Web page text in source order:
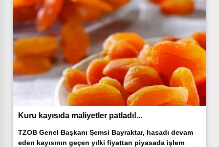
Kuru kayısıda maliyetler patladı!...
TZOB Genel Başkanı Şemsi Bayraktar, hasadı devam
eden kayısının geçen yılki fiyattan piyasada işlem